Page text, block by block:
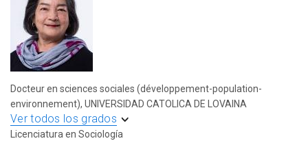
Docteur en sciences sociales (développement-population-
environnement), UNIVERSIDAD CATOLICA DE LOVAINA
Ver todos los grados
Licenciatura en Sociología